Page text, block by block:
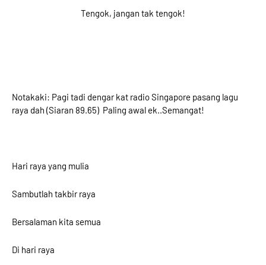
Tengok, jangan tak tengok!
Notakaki: Pagi tadi dengar kat radio Singapore pasang lagu
raya dah (Siaran 89.65) Paling awal ek..Semangat!
Hari raya yang mulia
Sambutlah takbir raya
Bersalaman kita semua
Di hari raya